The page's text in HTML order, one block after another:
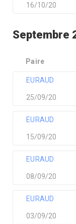
16/10/20
Septembre
Paire
EURAUD
25/09/20
EURAUD
15/09/20
EURAUD
08/09/20
EURAUD
03/09/20